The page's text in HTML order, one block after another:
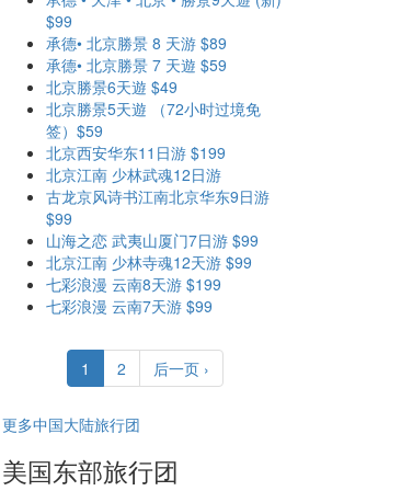
$99
承德• 北京勝景 8 天游 $89
承德• 北京勝景 7 天遊 $59
北京勝景6天遊 $49
北京勝景5天遊 （72小时过境免
签）$59
北京西安华东11日游 $199
北京江南 少林武魂12日游
古龙京风诗书江南北京华东9日游
$99
山海之恋 武夷山厦门7日游 $99
北京江南 少林寺魂12天游 $99
七彩浪漫 云南8天游 $199
七彩浪漫 云南7天游 $99
1 2 后一页 ›
更多中国大陆旅行团
美国东部旅行团